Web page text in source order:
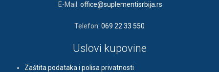
E-Mail: office@suplementisrbija.rs
Telefon: 069 22 33 550
Uslovi kupovine
Zaštita podataka i polisa privatnosti